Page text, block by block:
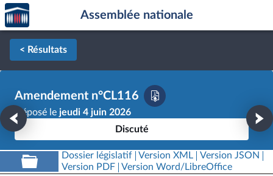
Aller au contenu
Aller en bas de la page
Accèder
à la
page
d'accueil
Assemblée nationale
< Résultats
Amendement n°CL116
Déposé le jeudi 4 juin 2026
Discuté
Dossier législatif Version XML
Version JSON
Version PDF
Version Word/LibreOffice